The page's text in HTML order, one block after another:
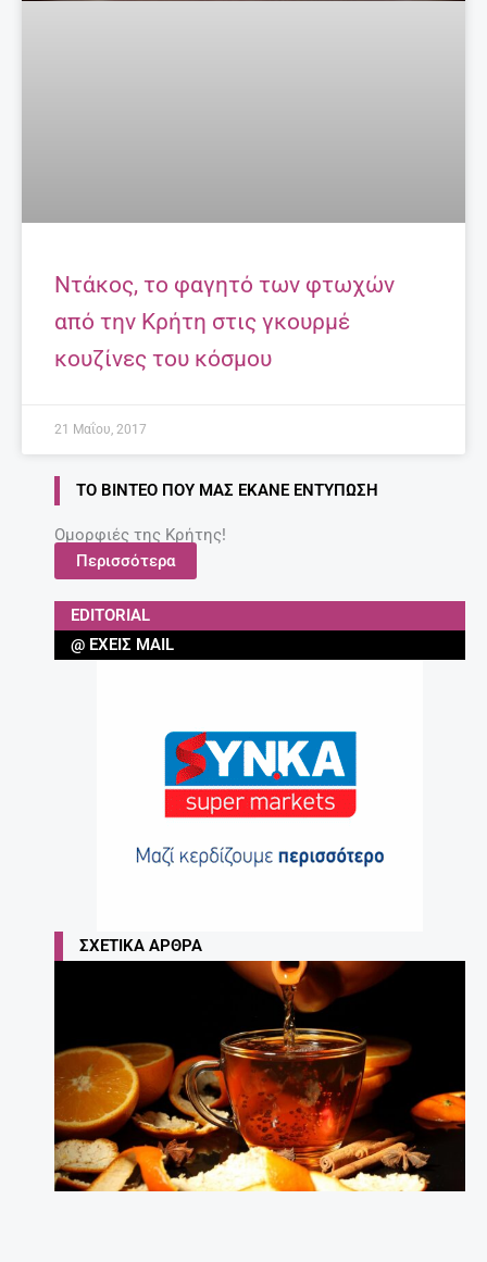
Ντάκος, το φαγητό των φτωχών
από την Κρήτη στις γκουρμέ
κουζίνες του κόσμου
21 Μαΐου, 2017
ΤΟ ΒΊΝΤΕΟ ΠΟΥ ΜΑΣ ΈΚΑΝΕ ΕΝΤΎΠΩΣΗ
Ομορφιές της Κρήτης!
Περισσότερα
EDITORIAL
@ ΈΧΕΙΣ MAIL
ΣΧΕΤΙΚΆ ΆΡΘΡΑ